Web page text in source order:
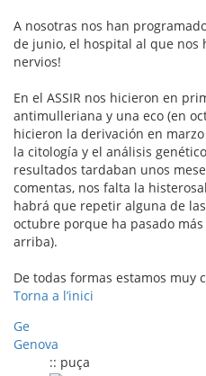
A nosotras nos han
de junio, el hospital al que nos
nervios!
En el ASSIR nos hicieron en
antimulleriana y una eco (en
hicieron la derivación en
la citología y el análisis
resultados tardaban unos
comentas, nos falta la
habrá que repetir alguna de
octubre porque ha pasado
arriba).
De todas formas estamos muy
Torna a l’inici
Ge
Genova
:: puça